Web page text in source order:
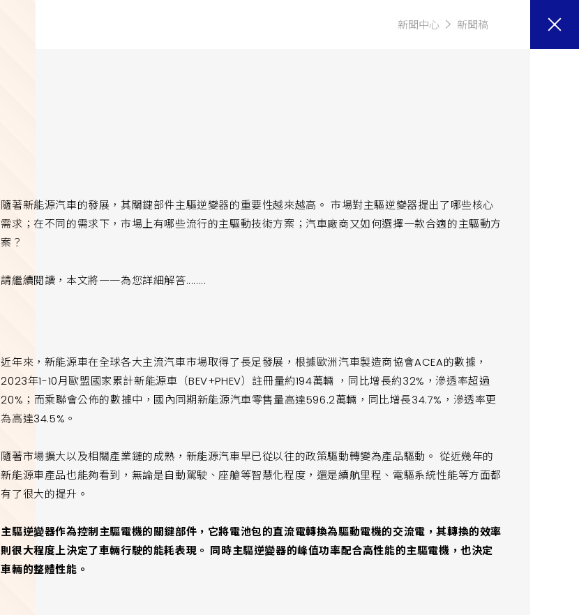
新聞中心 新聞稿
隨著新能源汽車的發展，其關鍵部件主驅逆變器的重要性越來越高。 市場對主驅逆變器提出了哪些核心
需求；在不同的需求下，市場上有哪些流行的主驅動技術方案；汽車廠商又如何選擇一款合適的主驅動方
案？
請繼續閱讀，本文將一一為您詳細解答........
近年來，新能源車在全球各大主流汽車市場取得了長足發展，根據歐洲汽車製造商協會ACEA的數據，
2023年1-10月歐盟國家累計新能源車（BEV+PHEV）註冊量約194萬輛 ，同比增長約32%，滲透率超過
20%；而乘聯會公佈的數據中，國內同期新能源汽車零售量高達596.2萬輛，同比增長34.7%，滲透率更
為高達34.5%。
隨著市場擴大以及相關產業鏈的成熟，新能源汽車早已從以往的政策驅動轉變為產品驅動。 從近幾年的
新能源車產品也能夠看到，無論是自動駕駛、座艙等智慧化程度，還是續航里程、電驅系統性能等方面都
有了很大的提升。
主驅逆變器作為控制主驅電機的關鍵部件，它將電池包的直流電轉換為驅動電機的交流電，其轉換的效率
則很大程度上決定了車輛行駛的能耗表現。 同時主驅逆變器的峰值功率配合高性能的主驅電機，也決定
車輛的整體性能。